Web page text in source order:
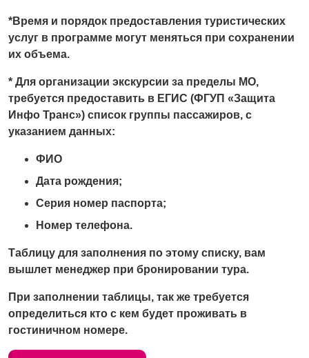
*Время и порядок предоставления туристических
услуг в программе могут меняться при сохранении
их объема.
* Для организации экскурсии за пределы МО,
требуется предоставить в ЕГИС (ФГУП «Защита
Инфо Транс») список группы пассажиров, с
указанием данных:
ФИО
Дата рождения;
Серия номер паспорта;
Номер телефона.
Таблицу для заполнения по этому списку, вам
вышлет менеджер при бронировании тура.
При заполнении таблицы, так же требуется
определиться кто с кем будет проживать в
гостиничном номере.